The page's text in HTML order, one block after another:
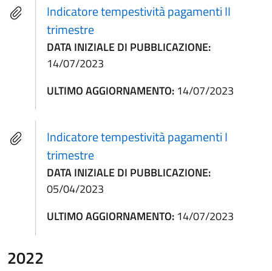
Indicatore tempestività pagamenti II
trimestre
DATA INIZIALE DI PUBBLICAZIONE:
14/07/2023
ULTIMO AGGIORNAMENTO: 14/07/2023
Indicatore tempestività pagamenti I
trimestre
DATA INIZIALE DI PUBBLICAZIONE:
05/04/2023
ULTIMO AGGIORNAMENTO: 14/07/2023
2022